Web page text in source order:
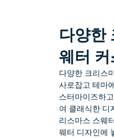
다양한
웨터
다양한 크리스
사로잡고 테마
스터마이즈하
여 클래식한 디
리스마스 스웨
웨터 디자인에